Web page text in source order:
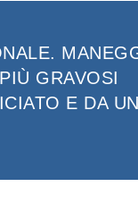
GRAVOSI
E DA